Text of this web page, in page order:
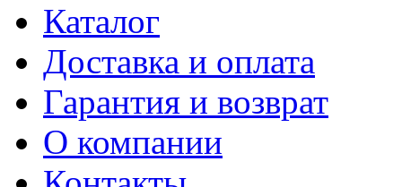
Каталог
Доставка и оплата
Гарантия и возврат
О компании